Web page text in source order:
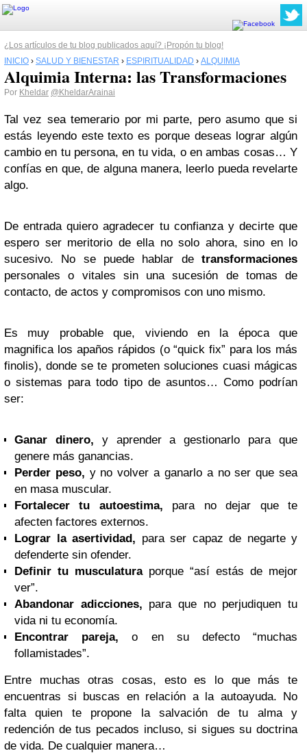
¿Los artículos de tu blog publicados aquí? ¡Propón tu blog!
INICIO › SALUD Y BIENESTAR › ESPIRITUALIDAD › ALQUIMIA
Alquimia Interna: las Transformaciones
Por Kheldar @KheldarArainai
Tal vez sea temerario por mi parte, pero asumo que si
estás leyendo este texto es porque deseas lograr algún
cambio en tu persona, en tu vida, o en ambas cosas… Y
confías en que, de alguna manera, leerlo pueda revelarte
algo.
De entrada quiero agradecer tu confianza y decirte que
espero ser meritorio de ella no solo ahora, sino en lo
sucesivo. No se puede hablar de transformaciones
personales o vitales sin una sucesión de tomas de
contacto, de actos y compromisos con uno mismo.
Es muy probable que, viviendo en la época que
magnifica los apaños rápidos (o “quick fix” para los más
finolis), donde se te prometen soluciones cuasi mágicas
o sistemas para todo tipo de asuntos… Como podrían
ser:
Ganar dinero, y aprender a gestionarlo para que
genere más ganancias.
Perder peso, y no volver a ganarlo a no ser que sea
en masa muscular.
Fortalecer tu autoestima, para no dejar que te
afecten factores externos.
Lograr la asertividad, para ser capaz de negarte y
defenderte sin ofender.
Definir tu musculaturaporque “así estás de mejor
ver”.
Abandonar adicciones, para que no perjudiquen tu
vida ni tu economía.
Encontrar pareja,o en su defecto “muchas
follamistades”.
Entre muchas otras cosas, esto es lo que más te
encuentras si buscas en relación a la autoayuda. No
falta quien te propone la salvación de tu alma y
redención de tus pecados incluso, si sigues su doctrina
de vida. De cualquier manera…